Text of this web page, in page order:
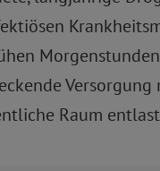
Versorgung
Raum